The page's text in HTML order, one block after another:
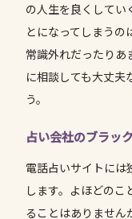
の人生を良くしてい
とになってしまうの
常識外れだったりあ
に相談しても大丈夫
う。
占い会社のブラッ
電話占いサイトには
します。よほどの
ることはありません